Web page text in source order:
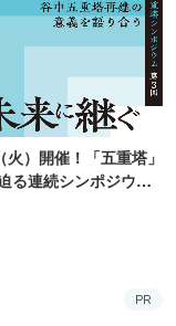
）開催！「五重塔」
る連続シンポジウ
PR